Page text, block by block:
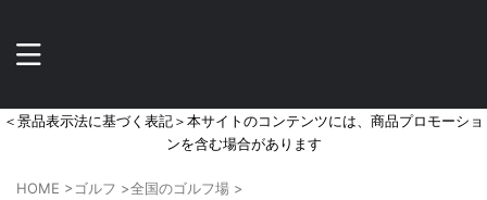
＜景品表示法に基づく表記＞本サイトのコンテンツには、商品プロモーショ
ンを含む場合があります
HOME >ゴルフ >全国のゴルフ場 >